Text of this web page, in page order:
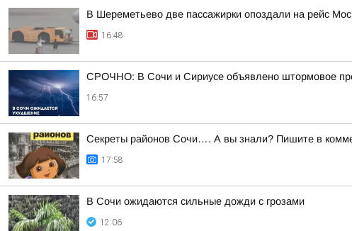
В Шереметьево две пассажирки опоздали на рейс
16:48
СРОЧНО: В Сочи и Сириусе объявлено штормовое
16:57
Секреты районов Сочи…. А вы знали? Пишите в
17:58
В Сочи ожидаются сильные дожди с грозами
12:06